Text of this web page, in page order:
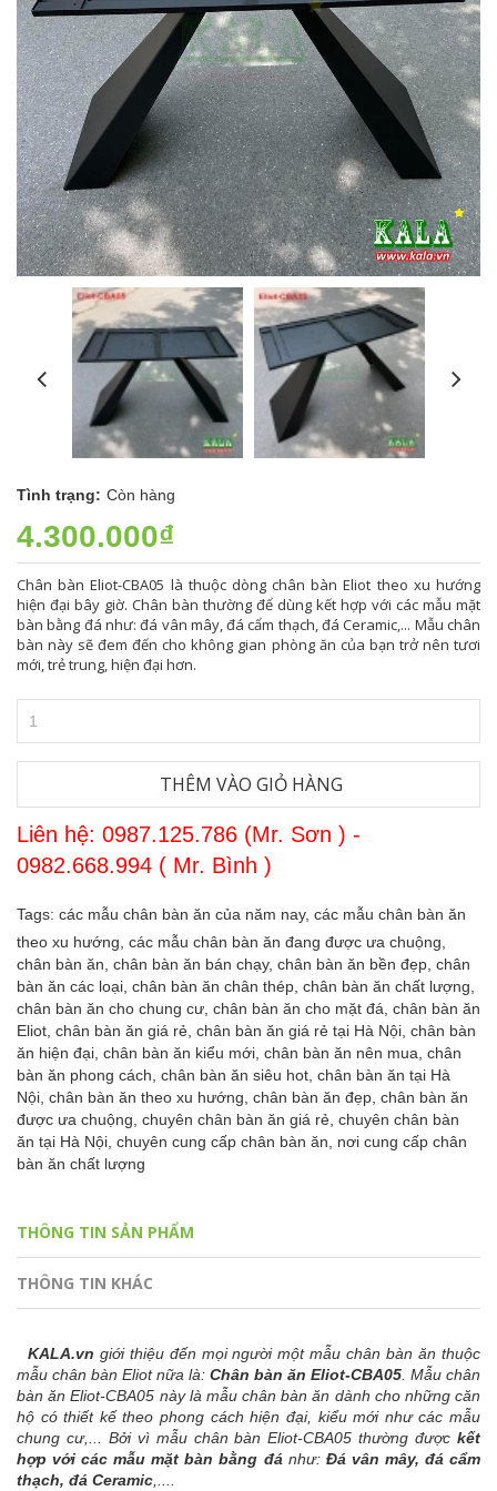
Tình trạng: Còn hàng
4.300.000₫
Chân bàn Eliot-CBA05 là thuộc dòng chân bàn Eliot theo xu hướng
hiện đại bây giờ. Chân bàn thường để dùng kết hợp với các mẫu mặt
bàn bằng đá như: đá vân mây, đá cẩm thạch, đá Ceramic,... Mẫu chân
bàn này sẽ đem đến cho không gian phòng ăn của bạn trở nên tươi
mới, trẻ trung, hiện đại hơn.
THÊM VÀO GIỎ HÀNG
Liên hệ: 0987.125.786 (Mr. Sơn ) -
0982.668.994 ( Mr. Bình )
Tags: các mẫu chân bàn ăn của năm nay, các mẫu chân bàn ăn
theo xu hướng, các mẫu chân bàn ăn đang được ưa chuộng,
chân bàn ăn, chân bàn ăn bán chạy, chân bàn ăn bền đẹp, chân
bàn ăn các loại, chân bàn ăn chân thép, chân bàn ăn chất lượng,
chân bàn ăn cho chung cư, chân bàn ăn cho mặt đá, chân bàn ăn
Eliot, chân bàn ăn giá rẻ, chân bàn ăn giá rẻ tại Hà Nội, chân bàn
ăn hiện đại, chân bàn ăn kiểu mới, chân bàn ăn nên mua, chân
bàn ăn phong cách, chân bàn ăn siêu hot, chân bàn ăn tại Hà
Nội, chân bàn ăn theo xu hướng, chân bàn ăn đẹp, chân bàn ăn
được ưa chuộng, chuyên chân bàn ăn giá rẻ, chuyên chân bàn
ăn tại Hà Nội, chuyên cung cấp chân bàn ăn, nơi cung cấp chân
bàn ăn chất lượng
THÔNG TIN SẢN PHẨM
THÔNG TIN KHÁC
KALA.vn giới thiệu đến mọi người một mẫu chân bàn ăn thuộc
mẫu chân bàn Eliot nữa là: Chân bàn ăn Eliot-CBA05 . Mẫu chân
bàn ăn Eliot-CBA05 này là mẫu chân bàn ăn dành cho những căn
hộ có thiết kế theo phong cách hiện đại, kiểu mới như các mẫu
chung cư,... Bởi vì mẫu chân bàn Eliot-CBA05 thường được kết
hợp với các mẫu mặt bàn bằng đá như: Đá vân mây, đá cẩm
thạch, đá Ceramic